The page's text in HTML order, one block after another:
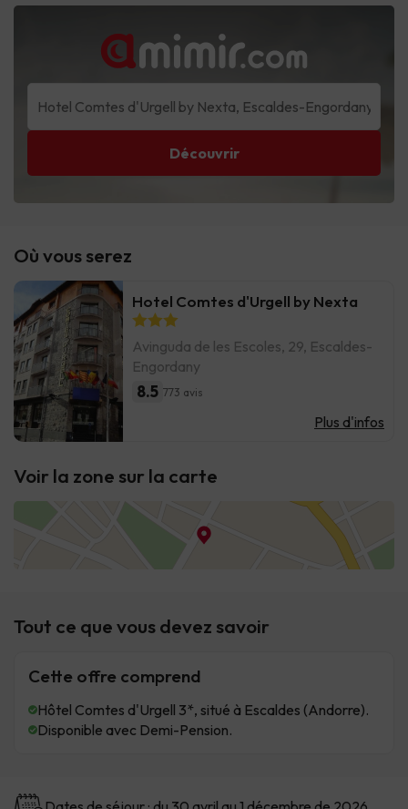
Où vous serez
Hotel Comtes d'Urgell by Nexta
Avinguda de les Escoles, 29, Escaldes-
Engordany
8.5 773 avis
Plus d'infos
Voir la zone sur la carte
Tout ce que vous devez savoir
Cette offre comprend
Hôtel Comtes d'Urgell 3*, situé à Escaldes (Andorre).
Disponible avec Demi-Pension.
Découvrir